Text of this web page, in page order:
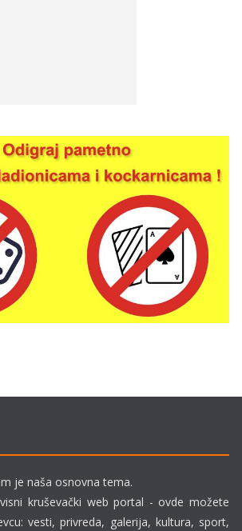
je naša osnovna tema.
kruševački web portal - ovde možete
vesti, privreda, galerija, kultura, sport,